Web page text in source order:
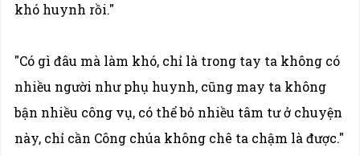
khó huynh rồi."
"Có gì đâu mà làm khó, chỉ là trong tay ta không có
nhiều người như phụ huynh, cũng may ta không
bận nhiều công vụ, có thể bỏ nhiều tâm tư ở chuyện
này, chỉ cần Công chúa không chê ta chậm là được."